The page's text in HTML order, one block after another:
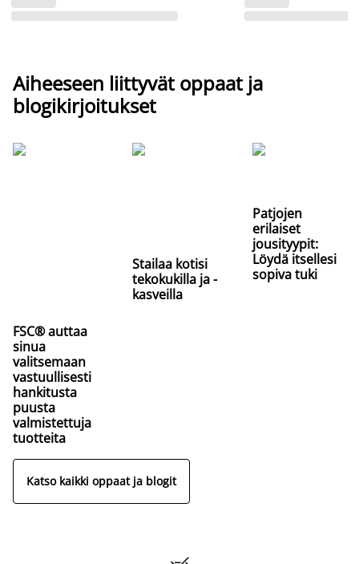
Aiheeseen liittyvät oppaat ja
blogikirjoitukset
FSC® auttaa
sinua
valitsemaan
vastuullisesti
hankitusta
puusta
valmistettuja
tuotteita
Stailaa kotisi
tekokukilla ja -
kasveilla
Patjojen
erilaiset
jousityypit:
Löydä itsellesi
sopiva tuki
Katso kaikki oppaat ja blogit